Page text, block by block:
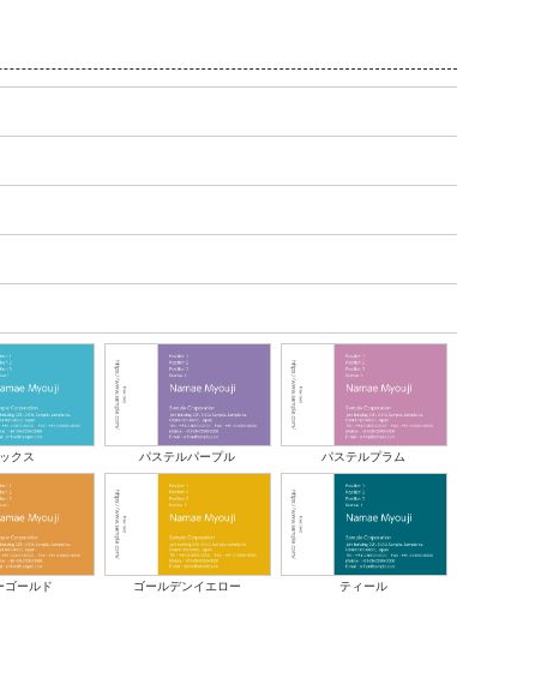
クス パステルパープル パステルプラム
ゴールド ゴールデンイエロー ティール